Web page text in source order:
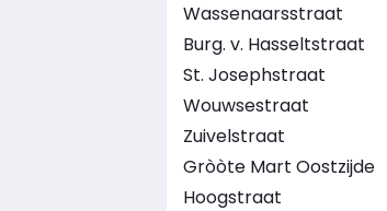
Wassenaarsstraat
Burg. v. Hasseltstraat
St. Josephstraat
Wouwsestraat
Zuivelstraat
Gròòte Mart Oostzijde
Hoogstraat